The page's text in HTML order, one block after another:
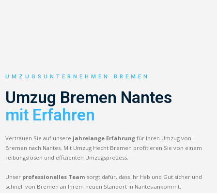
UMZUGSUNTERNEHMEN BREMEN
Umzug Bremen Nantes
mit Erfahren
Vertrauen Sie auf unsere jahrelange Erfahrung für Ihren Umzug von
Bremen nach Nantes. Mit Umzug Hecht Bremen profitieren Sie von einem
reibungslosen und effizienten Umzugsprozess.
Unser professionelles Team sorgt dafür, dass Ihr Hab und Gut sicher und
schnell von Bremen an Ihrem neuen Standort in Nantes ankommt.